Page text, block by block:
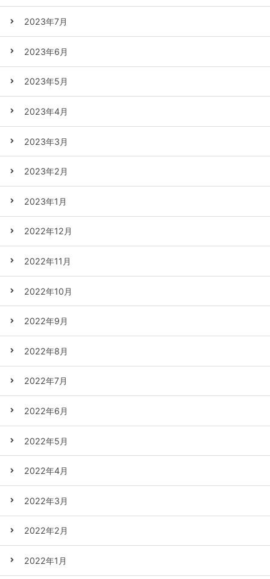
2023年7月
2023年6月
2023年5月
2023年4月
2023年3月
2023年2月
2023年1月
2022年12月
2022年11月
2022年10月
2022年9月
2022年8月
2022年7月
2022年6月
2022年5月
2022年4月
2022年3月
2022年2月
2022年1月